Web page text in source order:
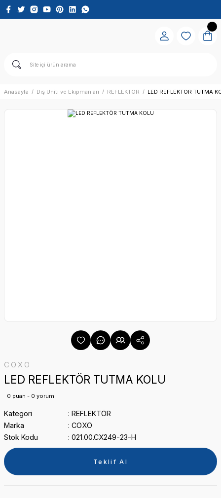
Anasayfa Diş Üniti ve Ekipmanları REFLEKTÖR LED REFLEKTÖR TUTMA
COXO
LED REFLEKTÖR TUTMA KOLU
0 puan - 0 yorum
Kategori
REFLEKTÖR
Marka
COXO
Stok Kodu
021.00.CX249-23-H
Teklif Al